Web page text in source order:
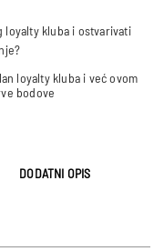
loyalty kluba i ostvarivati
loyalty kluba i već ovom
bodove
DODATNI OPIS